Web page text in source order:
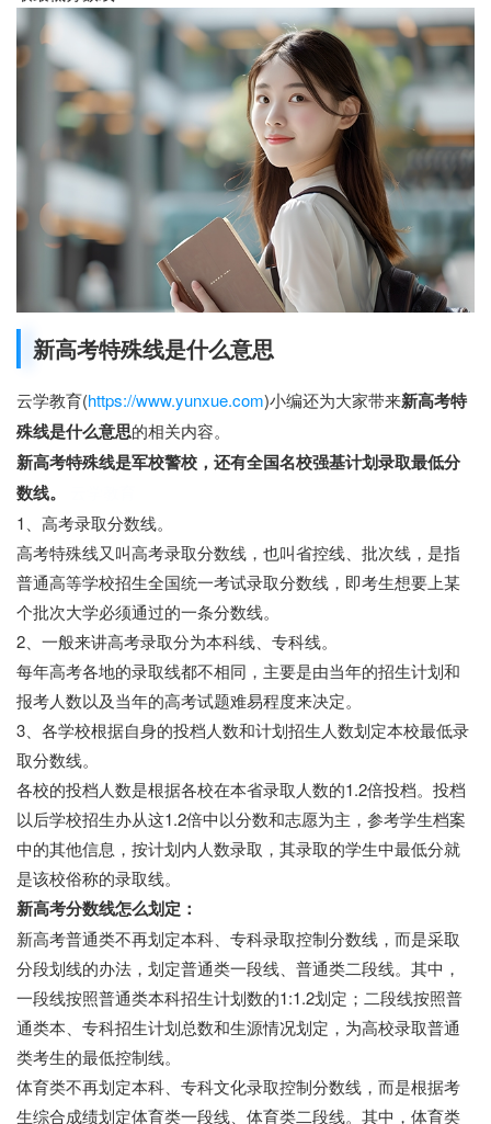
新高考特殊线是什么意思
云学教育(https://www.yunxue.com)小编还为大家带来新高考特
殊线是什么意思的相关内容。
新高考特殊线是军校警校，还有全国名校强基计划录取最低分
数线。
1、高考录取分数线。
高考特殊线又叫高考录取分数线，也叫省控线、批次线，是指
普通高等学校招生全国统一考试录取分数线，即考生想要上某
个批次大学必须通过的一条分数线。
2、一般来讲高考录取分为本科线、专科线。
每年高考各地的录取线都不相同，主要是由当年的招生计划和
报考人数以及当年的高考试题难易程度来决定。
3、各学校根据自身的投档人数和计划招生人数划定本校最低录
取分数线。
各校的投档人数是根据各校在本省录取人数的1.2倍投档。投档
以后学校招生办从这1.2倍中以分数和志愿为主，参考学生档案
中的其他信息，按计划内人数录取，其录取的学生中最低分就
是该校俗称的录取线。
新高考分数线怎么划定：
新高考普通类不再划定本科、专科录取控制分数线，而是采取
分段划线的办法，划定普通类一段线、普通类二段线。其中，
一段线按照普通类本科招生计划数的1:1.2划定；二段线按照普
通类本、专科招生计划总数和生源情况划定，为高校录取普通
类考生的最低控制线。
体育类不再划定本科、专科文化录取控制分数线，而是根据考
生综合成绩划定体育类一段线、体育类二段线。其中，体育类